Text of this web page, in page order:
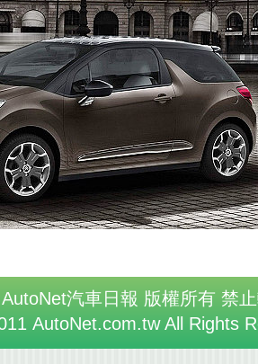
AutoNet汽車日報 版權所有 禁
AutoNet.com.tw All Rights